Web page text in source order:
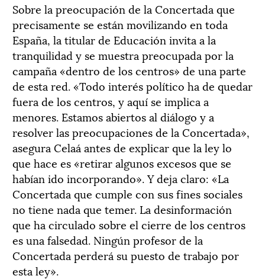
Sobre la preocupación de la Concertada que
precisamente se están movilizando en toda
España, la titular de Educación invita a la
tranquilidad y se muestra preocupada por la
campaña «dentro de los centros» de una parte
de esta red. «Todo interés político ha de quedar
fuera de los centros, y aquí se implica a
menores. Estamos abiertos al diálogo y a
resolver las preocupaciones de la Concertada»,
asegura Celaá antes de explicar que la ley lo
que hace es «retirar algunos excesos que se
habían ido incorporando». Y deja claro: «La
Concertada que cumple con sus fines sociales
no tiene nada que temer. La desinformación
que ha circulado sobre el cierre de los centros
es una falsedad. Ningún profesor de la
Concertada perderá su puesto de trabajo por
esta ley».